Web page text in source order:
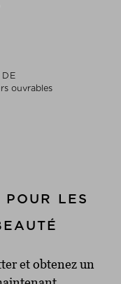
ouvrables
POUR LES
et obtenez un